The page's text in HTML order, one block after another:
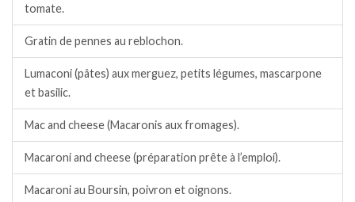
tomate.
Gratin de pennes au reblochon.
Lumaconi (pâtes) aux merguez, petits légumes, mascarpone
et basilic.
Mac and cheese (Macaronis aux fromages).
Macaroni and cheese (préparation prête à l’emploi).
Macaroni au Boursin, poivron et oignons.